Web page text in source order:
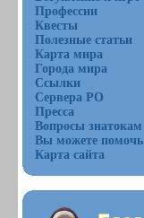
Профессии
Квесты
Полезные статьи
Карта мира
Города мира
Ссылки
Сервера РО
Пресса
Вопросы знатокам
Вы можете помочь
Карта сайта